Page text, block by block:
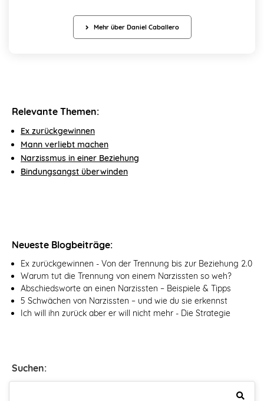
Mehr über Daniel Caballero
Relevante Themen:
Ex zurückgewinnen
Mann verliebt machen
Narzissmus in einer Beziehung
Bindungsangst überwinden
Neueste Blogbeiträge:
Ex zurückgewinnen - Von der Trennung bis zur Beziehung 2.0
Warum tut die Trennung von einem Narzissten so weh?
Abschiedsworte an einen Narzissten – Beispiele & Tipps
5 Schwächen von Narzissten – und wie du sie erkennst
Ich will ihn zurück aber er will nicht mehr - Die Strategie
Suchen: